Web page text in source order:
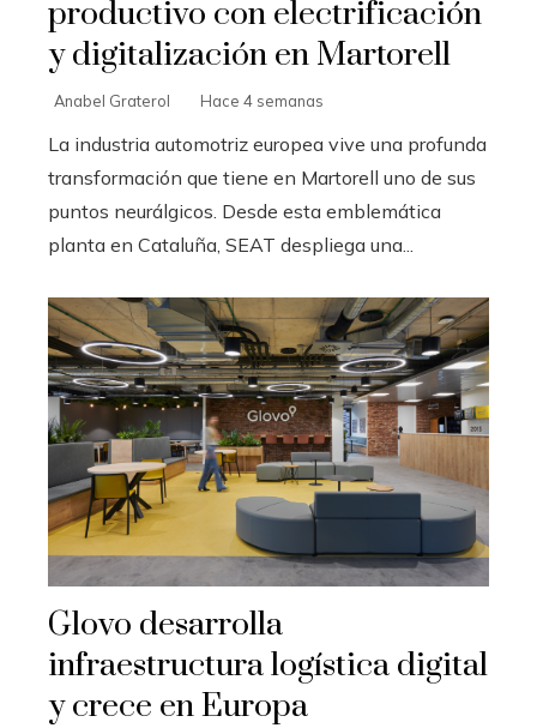
productivo con electrificación
y digitalización en Martorell
Anabel Graterol Hace 4 semanas
La industria automotriz europea vive una profunda
transformación que tiene en Martorell uno de sus
puntos neurálgicos. Desde esta emblemática
planta en Cataluña, SEAT despliega una...
Glovo desarrolla
infraestructura logística digital
y crece en Europa